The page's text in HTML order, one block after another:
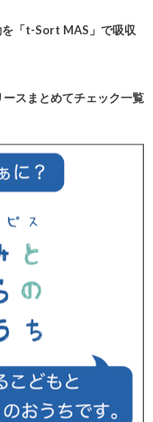
を「t-Sort MAS」で吸収
ースまとめてチェック一覧